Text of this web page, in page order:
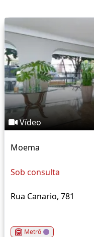
Vídeo
Moema
Sob consulta
Rua Canario, 781
Metrô